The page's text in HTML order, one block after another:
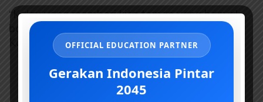
“Kalau yang memberi kita teman yang banyak,
badan yang sehat, dan otak yang pintar, siapa
OFFICIAL EDUCATION PARTNER
Gerakan Indonesia Pintar
2045